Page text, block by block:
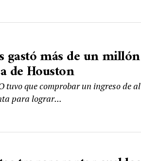
más de un millón
de Houston
tuvo que comprobar un ingreso de al
para lograr...